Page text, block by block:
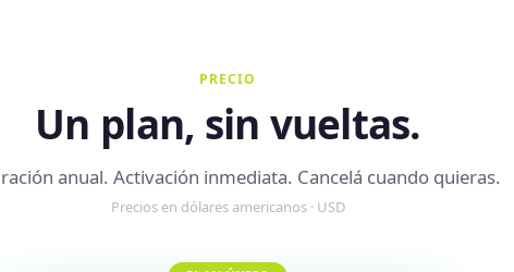
PRECIO
Un plan, sin vueltas.
anual. Activación inmediata. Cancelá cuando quieras.
Precios en dólares americanos · USD